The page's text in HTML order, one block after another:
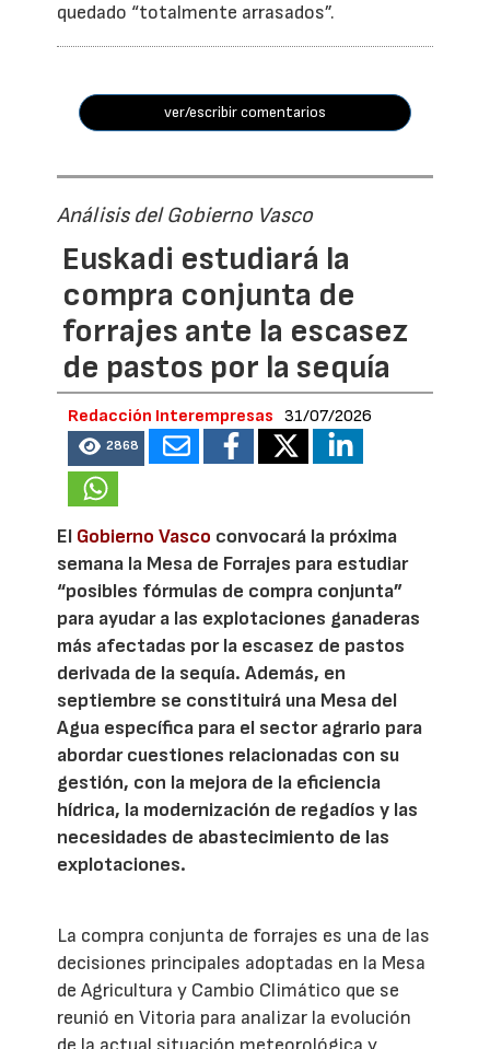
quedado “totalmente arrasados”.
ver/escribir comentarios
Análisis del Gobierno Vasco
Euskadi estudiará la
compra conjunta de
forrajes ante la escasez
de pastos por la sequía
Redacción Interempresas 31/07/2026
2868
El Gobierno Vasco convocará la próxima
semana la Mesa de Forrajes para estudiar
“posibles fórmulas de compra conjunta”
para ayudar a las explotaciones ganaderas
más afectadas por la escasez de pastos
derivada de la sequía. Además, en
septiembre se constituirá una Mesa del
Agua específica para el sector agrario para
abordar cuestiones relacionadas con su
gestión, con la mejora de la eficiencia
hídrica, la modernización de regadíos y las
necesidades de abastecimiento de las
explotaciones.
La compra conjunta de forrajes es una de las
decisiones principales adoptadas en la Mesa
de Agricultura y Cambio Climático que se
reunió en Vitoria para analizar la evolución